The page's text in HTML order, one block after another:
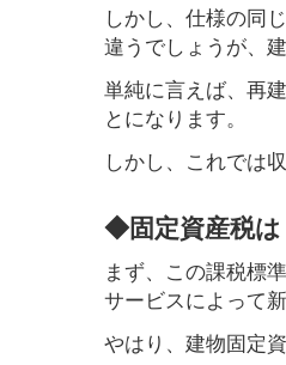
しかし、仕様の同
違うでしょうが、
単純に言えば、再
とになります。
しかし、これでは
◆固定資産税は
まず、この課税標
サービスによって
やはり、建物固定